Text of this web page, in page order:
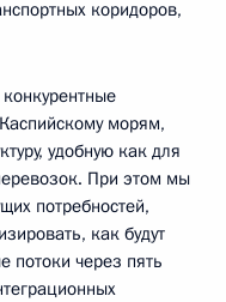
коридоров,
морям,
удобную как для
При этом мы
потребностей,
как будут
потоки через пять